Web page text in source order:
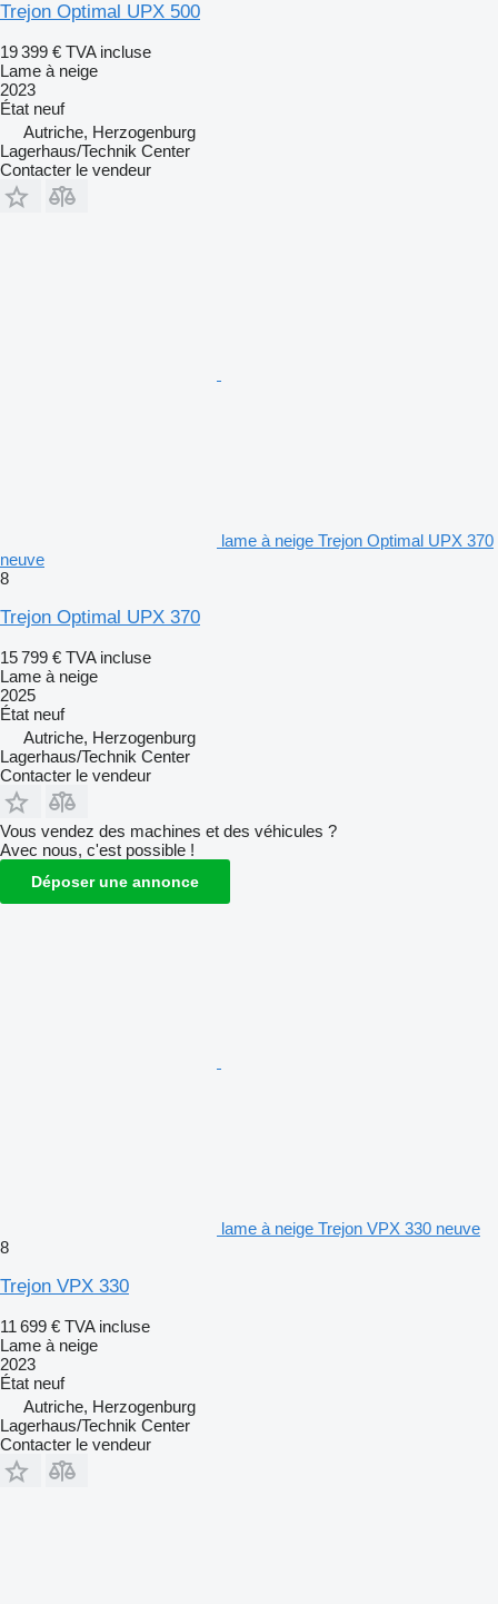
Trejon Optimal UPX 500
19 399 € TVA incluse
Lame à neige
2023
État neuf
Autriche, Herzogenburg
Lagerhaus/Technik Center
Contacter le vendeur
lame à neige Trejon Optimal UPX 370
neuve
8
Trejon Optimal UPX 370
15 799 € TVA incluse
Lame à neige
2025
État neuf
Autriche, Herzogenburg
Lagerhaus/Technik Center
Contacter le vendeur
Vous vendez des machines et des véhicules ?
Avec nous, c'est possible !
Déposer une annonce
lame à neige Trejon VPX 330 neuve
8
Trejon VPX 330
11 699 € TVA incluse
Lame à neige
2023
État neuf
Autriche, Herzogenburg
Lagerhaus/Technik Center
Contacter le vendeur